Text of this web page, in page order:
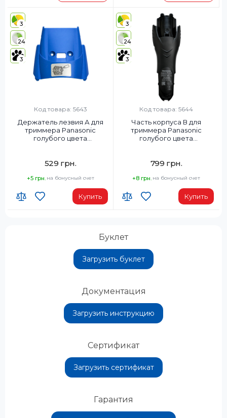
3
24
3
Код товара: 5643
Держатель лезвия А для
триммера Panasonic
голубого цвета
529 грн.
+5 грн. на бонусный счет
Купить
3
24
3
Код товара: 5644
Часть корпуса В для
триммера Panasonic
голубого цвета
799 грн.
+8 грн. на бонусный счет
Купить
Буклет
Загрузить буклет
Документация
Загрузить инструкцию
Сертификат
Загрузить сертификат
Гарантия